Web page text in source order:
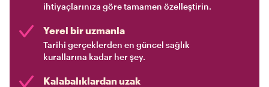
ihtiyaçlarınıza göre tamamen özelleştirin.
Yerel bir uzmanla
Tarihi gerçeklerden en güncel sağlık
kurallarına kadar her şey.
Kalabalıklardan uzak